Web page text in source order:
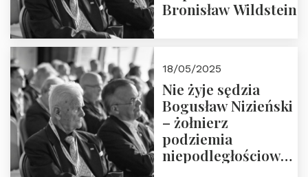
Bronisław Wildstein
18/05/2025
Nie żyje sędzia
Bogusław Nizieński
– żołnierz
podziemia
niepodległościowego